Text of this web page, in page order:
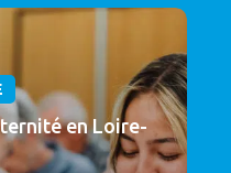
en Loire-